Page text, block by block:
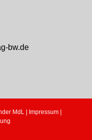
bw.de
MdL | Impressum|